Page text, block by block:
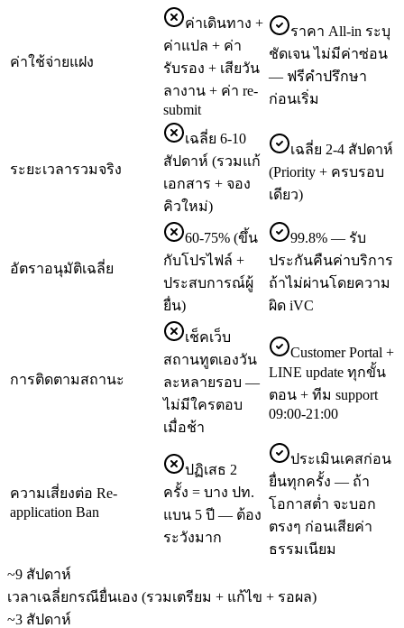
ค่าใช้จ่ายแฝง
ค่าเดินทาง +
ค่าแปล + ค่า
รับรอง + เสียวัน
ลางาน + ค่า re-
submit
ราคา All-in ระบุ
ชัดเจน ไม่มีค่าซ่อน
— ฟรีคำปรึกษา
ก่อนเริ่ม
ระยะเวลารวมจริง
เฉลี่ย 6-10
สัปดาห์ (รวมแก้
เอกสาร + จอง
คิวใหม่)
เฉลี่ย 2-4 สัปดาห์
(Priority + ครบรอบ
เดียว)
อัตราอนุมัติเฉลี่ย
60-75% (ขึ้น
กับโปรไฟล์ +
ประสบการณ์ผู้
ยื่น)
99.8% — รับ
ประกันคืนค่าบริการ
ถ้าไม่ผ่านโดยความ
ผิด iVC
การติดตามสถานะ
เช็คเว็บ
สถานทูตเองวัน
ละหลายรอบ —
ไม่มีใครตอบ
เมื่อช้า
Customer Portal +
LINE update ทุกขั้น
ตอน + ทีม support
09:00-21:00
ความเสี่ยงต่อ Re-
application Ban
ปฏิเสธ 2
ครั้ง = บาง ปท.
แบน 5 ปี — ต้อง
ระวังมาก
ประเมินเคสก่อน
ยื่นทุกครั้ง — ถ้า
โอกาสต่ำ จะบอก
ตรงๆ ก่อนเสียค่า
ธรรมเนียม
~9 สัปดาห์
เวลาเฉลี่ยกรณียื่นเอง (รวมเตรียม + แก้ไข + รอผล)
~3 สัปดาห์